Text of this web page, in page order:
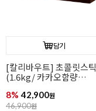
담기
[칼리바우트] 초콜릿스틱
(1.6kg/ 카카오함량
44.8%/ 바통브랑제)
8% 42,900원
46,900원